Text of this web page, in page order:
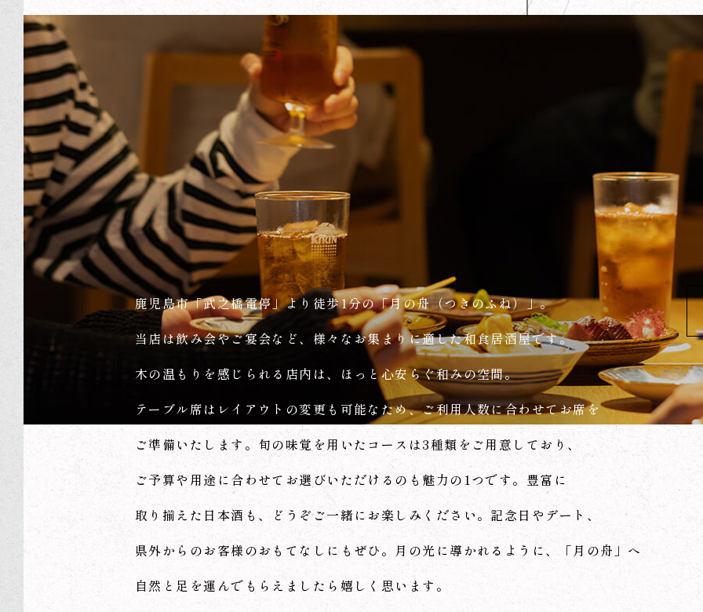
鹿児島市「武之橋電停」より徒歩1分の「月の舟（つきのふね）」。
当店は飲み会やご宴会など、様々なお集まりに適した和食居酒屋です。
木の温もりを感じられる店内は、ほっと心安らぐ和みの空間。
テーブル席はレイアウトの変更も可能なため、ご利用人数に合わせてお席を
ご準備いたします。旬の味覚を用いたコースは3種類をご用意しており、
ご予算や用途に合わせてお選びいただけるのも魅力の1つです。豊富に
取り揃えた日本酒も、どうぞご一緒にお楽しみください。記念日やデート、
県外からのお客様のおもてなしにもぜひ。月の光に導かれるように、「月の舟」へ
自然と足を運んでもらえましたら嬉しく思います。